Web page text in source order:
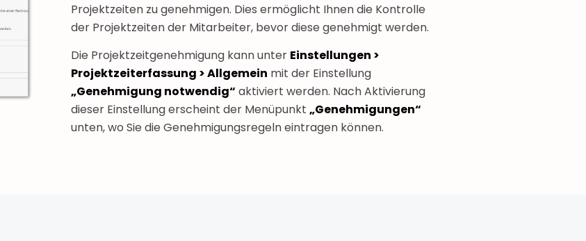
Projektzeiten zu genehmigen. Dies ermöglicht Ihnen die Kontrolle
der Projektzeiten der Mitarbeiter, bevor diese genehmigt werden.
Die Projektzeitgenehmigung kann unter Einstellungen >
Projektzeiterfassung > Allgemein mit der Einstellung
„Genehmigung notwendig“ aktiviert werden. Nach Aktivierung
dieser Einstellung erscheint der Menüpunkt „Genehmigungen“
unten, wo Sie die Genehmigungsregeln eintragen können.